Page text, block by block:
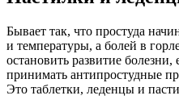
Бывает так, что простуда
и температуры, а болей в
остановить развитие
принимать антипростудные
Это таблетки, леденцы и